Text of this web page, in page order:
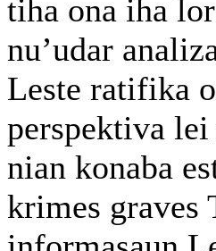
tiha ona iha
nu’udar
Leste ratifika
perspektiva
nian konaba
krimes graves